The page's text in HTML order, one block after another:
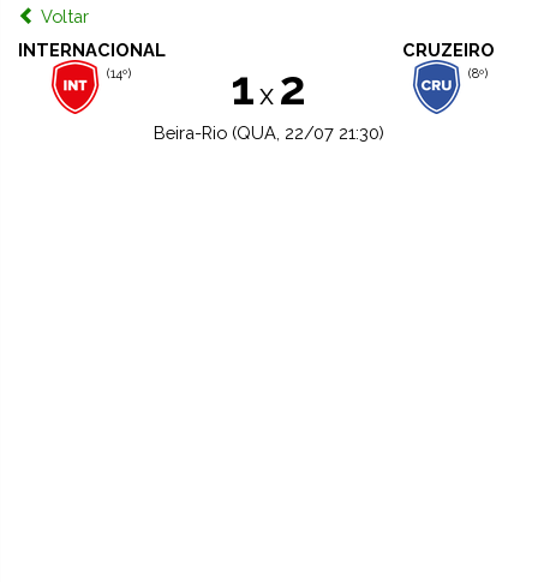
Voltar
INTERNACIONAL
(14º) 1x 2
CRUZEIRO
(8º)
Beira-Rio (QUA, 22/07 21:30)